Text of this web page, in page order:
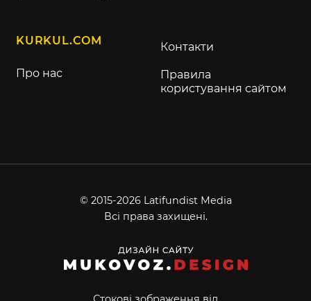
KURKUL.COM
Про нас
Контакти
Правила
користування сайтом
© 2015-2026 Latifundist Media
Всі права захищені.